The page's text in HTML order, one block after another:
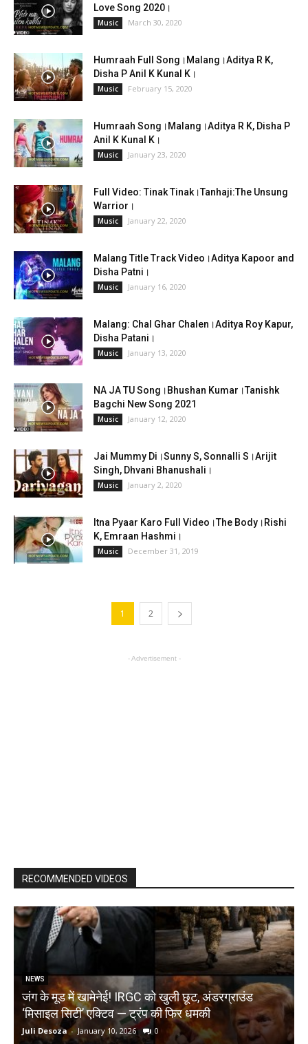
Love Song 2020।
Music March 30, 2020
Humraah Full Song।Malang।Aditya R K,
Disha P Anil K Kunal K।
Music February 15, 2020
Humraah Song।Malang।Aditya R K, Disha P
Anil K Kunal K।
Music January 23, 2020
Full Video: Tinak Tinak।Tanhaji:The Unsung
Warrior।
Music January 22, 2020
Malang Title Track Video।Aditya Kapoor and
Disha Patni।
Music January 16, 2020
Malang: Chal Ghar Chalen।Aditya Roy Kapur,
Disha Patani।
Music January 13, 2020
NA JA TU Song।Bhushan Kumar।Tanishk
Bagchi New Song 2021
Music January 12, 2020
Jai Mummy Di।Sunny S, Sonnalli S।Arijit
Singh, Dhvani Bhanushali।
Music January 2, 2020
Itna Pyaar Karo Full Video।The Body।Rishi
K, Emraan Hashmi।
Music December 31, 2019
1 2
- Advertisement -
RECOMMENDED VIDEOS
NEWS
जंग के मूड में खामेनेई! IRGC को खुली छूट, अंडरग्राउंड
‘मिसाइल सिटी’ एक्टिव — ट्रंप की फिर धमकी
Juli Desoza - January 10, 2026 0